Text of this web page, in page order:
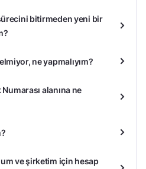
bitirmeden yeni bir
ne yapmalıyım?
alanına ne
ve şirketim için hesap